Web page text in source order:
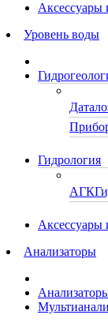
Уровень воды
Гидрология
АГК
Анализаторы